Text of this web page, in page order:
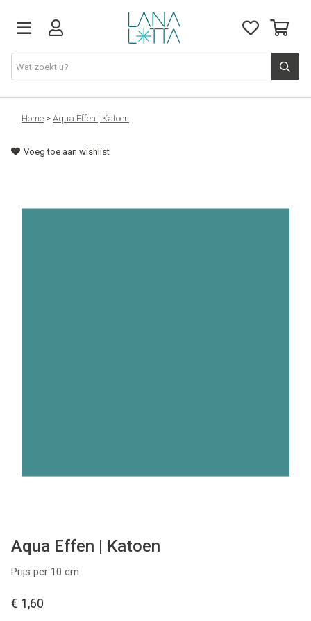
Stoffen
Fournituren
Home > Aqua Effen | Katoen
Voeg toe aan wishlist
Aqua Effen | Katoen
Prijs per 10 cm
€ 1,60